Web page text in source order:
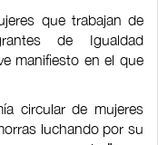
que trabajan de
de Igualdad
manifiesto en el que
circular de mujeres
luchando por su